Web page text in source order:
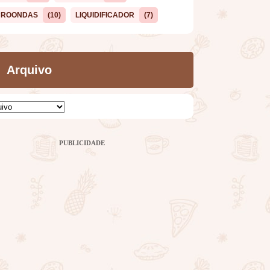
(10) LIQUIDIFICADOR (7)
Arquivo
PUBLICIDADE